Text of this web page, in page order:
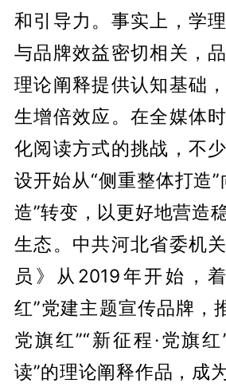
和引导力。事实上，学
与品牌效益密切相关，
理论阐释提供认知基础
生增倍效应。在全媒体
化阅读方式的挑战，不
设开始从“侧重整体打造
造”转变，以更好地营造
生态。中共河北省委机
员》从2019年开始，
红”党建主题宣传品牌，
党旗红”“新征程·党旗
读”的理论阐释作品，成